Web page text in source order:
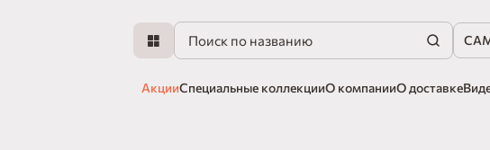
АкцииСпециальные коллекцииО компанииО доставке